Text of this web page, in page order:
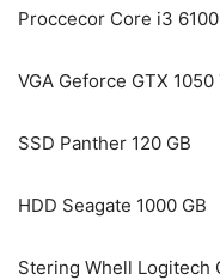
Proccecor Core i3
VGA Geforce GTX
SSD Panther 120 GB
HDD Seagate 1000 GB
Stering Whell Logitech